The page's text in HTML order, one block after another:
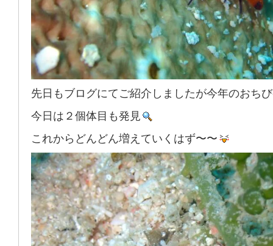
先日もブログにてご紹介しましたが今年のおち
今日は２個体目も発見
これからどんどん増えていくはず〜〜